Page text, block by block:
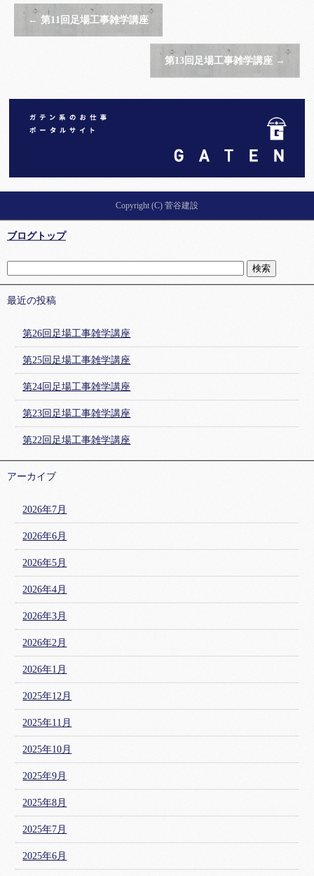
← 第11回足場工事雑学講座
第13回足場工事雑学講座 →
Copyright (C) 菅谷建設
ブログトップ
最近の投稿
第26回足場工事雑学講座
第25回足場工事雑学講座
第24回足場工事雑学講座
第23回足場工事雑学講座
第22回足場工事雑学講座
アーカイブ
2026年7月
2026年6月
2026年5月
2026年4月
2026年3月
2026年2月
2026年1月
2025年12月
2025年11月
2025年10月
2025年9月
2025年8月
2025年7月
2025年6月